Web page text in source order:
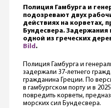
Полиция Гамбурга и
подозревают двух
действиях на корветах,
Бундесвера. Задержания
одной из греческих
Bild.
Полиция Гамбурга и
задержали 37-летнего
гражданина Греции. По
в гамбургском порту и в
повредить корветы,
морских сил Бундесвера.